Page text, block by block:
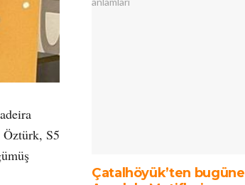
Öztürk, S5
Çatalhöyük’ten bugüne